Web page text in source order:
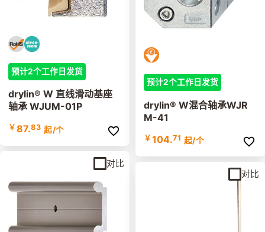
预计2个工作日发货
drylin® W 直线滑动基座
轴承 WJUM-01P
￥ 87.83 起/个
对比
预计2个工作日发货
drylin® W混合轴承WJR
M-41
￥ 104.71 起/个
对比